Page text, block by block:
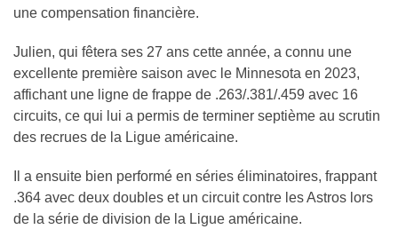
une compensation financière.
Julien, qui fêtera ses 27 ans cette année, a connu une
excellente première saison avec le Minnesota en 2023,
affichant une ligne de frappe de .263/.381/.459 avec 16
circuits, ce qui lui a permis de terminer septième au scrutin
des recrues de la Ligue américaine.
Il a ensuite bien performé en séries éliminatoires, frappant
.364 avec deux doubles et un circuit contre les Astros lors
de la série de division de la Ligue américaine.